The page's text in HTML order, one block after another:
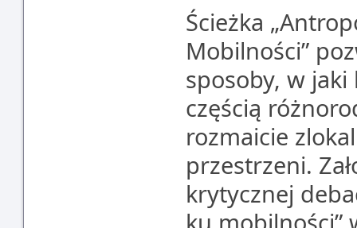
Ścieżka
Mobilności”
sposoby, w jaki
częścią
rozmaicie
przestrzeni.
krytycznej